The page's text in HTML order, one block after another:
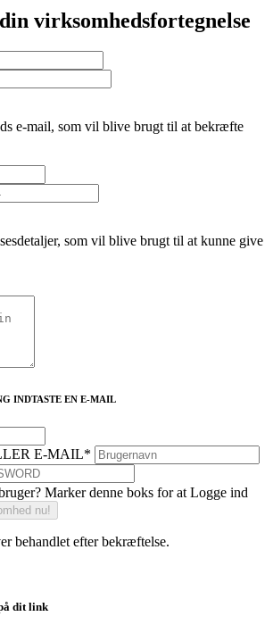
virksomhedsfortegnelse
e-mail, som vil blive brugt til at bekræfte
som vil blive brugt til at kunne give
INDTASTE EN E-MAIL
E-MAIL*
Marker denne boks for at Logge ind
behandlet efter bekræftelse.
dit link